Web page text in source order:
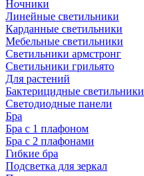
Ночники
Линейные светильники
Карданные светильники
Мебельные светильники
Светильники армстронг
Светильники грильято
Для растений
Бактерицидные светильники
Светодиодные панели
Бра
Бра с 1 плафоном
Бра с 2 плафонами
Гибкие бра
Подсветка для зеркал